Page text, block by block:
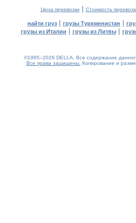
Цена перевозки | Стоимость
найти груз | грузы Туркменистан |
грузы из Италии | грузы из Литвы|
©1995–2026 DELLA. Все содержание
Все права защищены. Копирование и